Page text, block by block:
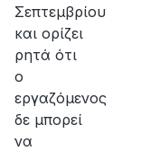
Σεπτεμβρίου
και ορίζει
ρητά ότι
ο
εργαζόμενος
δε μπορεί
να